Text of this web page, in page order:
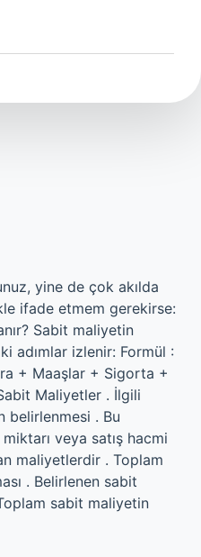
yine de çok akılda
ifade etmem gerekirse:
Sabit maliyetin
adımlar izlenir: Formül :
+ Maaşlar + Sigorta +
Maliyetler . İlgili
belirlenmesi . Bu
veya satış hacmi
maliyetlerdir . Toplam
. Belirlenen sabit
sabit maliyetin